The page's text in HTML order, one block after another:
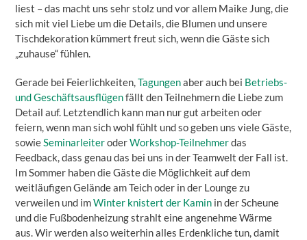
liest – das macht uns sehr stolz und vor allem Maike Jung, die
sich mit viel Liebe um die Details, die Blumen und unsere
Tischdekoration kümmert freut sich, wenn die Gäste sich
„zuhause“ fühlen.
Gerade bei Feierlichkeiten,Tagungenaber auch bei Betriebs-
und Geschäftsausflügenfällt den Teilnehmern die Liebe zum
Detail auf. Letztendlich kann man nur gut arbeiten oder
feiern, wenn man sich wohl fühlt und so geben uns viele Gäste,
sowieSeminarleiteroderWorkshop-Teilnehmerdas
Feedback, dass genau das bei uns in der Teamwelt der Fall ist.
Im Sommer haben die Gäste die Möglichkeit auf dem
weitläufigen Gelände am Teich oder in der Lounge zu
verweilen und imWinter knistert der Kamin in der Scheune
und die Fußbodenheizung strahlt eine angenehme Wärme
aus. Wir werden also weiterhin alles Erdenkliche tun, damit